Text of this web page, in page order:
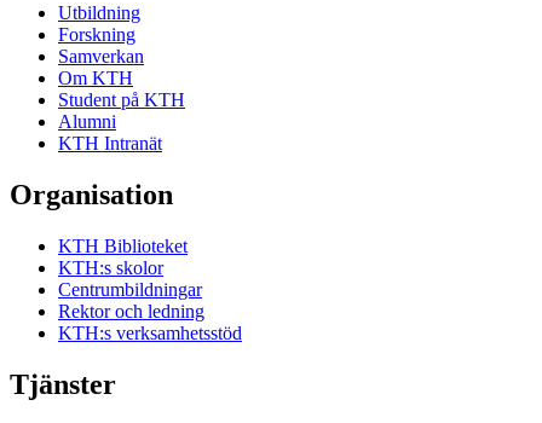
Utbildning
Forskning
Samverkan
Om KTH
Student på KTH
Alumni
KTH Intranät
Organisation
KTH Biblioteket
KTH:s skolor
Centrumbildningar
Rektor och ledning
KTH:s verksamhetsstöd
Tjänster